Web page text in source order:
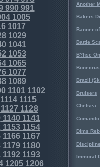
990991
1005
1017
1029
1041
1053
1065
1077
1089
11011102
1115
1128
11401141
11531154
11661167
11791180
1192 1193
12051206
Another
Bakers
Banner
Battle
B?hse
Brazil
Bruisers
Chelsea
Dims
Immoral